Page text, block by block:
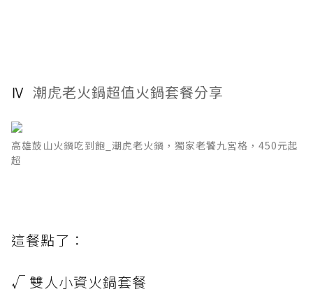
Ⅳ 潮虎老火鍋超值火鍋套餐分享
高雄鼓山火鍋吃到飽_潮虎老火鍋，獨家老饕九宮格，450元起
超
這餐點了：
√ 雙人小資火鍋套餐